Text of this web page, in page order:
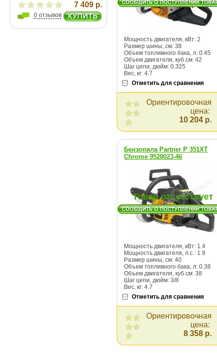
7 409 р.
0 отзывов
Мощность двигателя, кВт: 2
Размер шины, cм: 38
Объем топливного бака, л: 0.45
Объем двигателя, куб.см: 42
Шаг цепи, дюйм: 0.325
Вес, кг: 4.7
Отметить для сравнения
Ориентировочная
цена:
10 204 р.
Бензопила Partner P 351XT
Chromе 9528023-46
Товар отсутствует
Мощность двигателя, кВт: 1.4
Мощность двигателя, л.с.: 1.9
Размер шины, cм: 40
Объем топливного бака, л: 0.38
Объем двигателя, куб.см: 38
Шаг цепи, дюйм: 3/8
Вес, кг: 4.7
Отметить для сравнения
Ориентировочная
цена:
8 358 р.